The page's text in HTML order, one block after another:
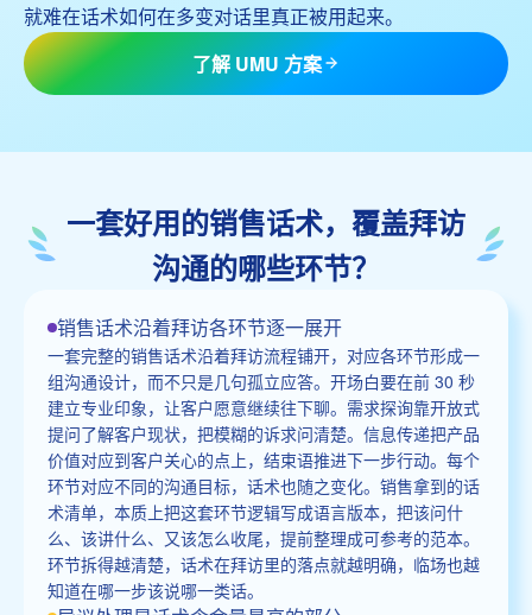
就难在话术如何在多变对话里真正被用起来。
了解 UMU 方案
一套好用的销售话术，覆盖拜访
沟通的哪些环节？
销售话术沿着拜访各环节逐一展开
一套完整的销售话术沿着拜访流程铺开，对应各环节形成一
组沟通设计，而不只是几句孤立应答。开场白要在前 30 秒
建立专业印象，让客户愿意继续往下聊。需求探询靠开放式
提问了解客户现状，把模糊的诉求问清楚。信息传递把产品
价值对应到客户关心的点上，结束语推进下一步行动。每个
环节对应不同的沟通目标，话术也随之变化。销售拿到的话
术清单，本质上把这套环节逻辑写成语言版本，把该问什
么、该讲什么、又该怎么收尾，提前整理成可参考的范本。
环节拆得越清楚，话术在拜访里的落点就越明确，临场也越
知道在哪一步该说哪一类话。